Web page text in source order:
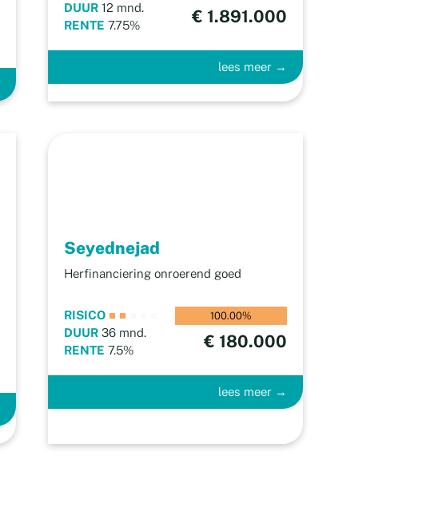
DUUR 12 mnd.
RENTE 7.75% € 1.891.000
lees meer →
Seyednejad
Herfinanciering onroerend goed
RISICO ■ ■
DUUR 36 mnd.
RENTE 7.5%
100.00%
€ 180.000
lees meer →